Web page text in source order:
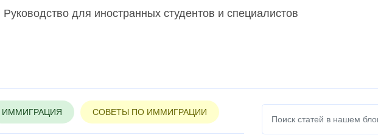
Руководство для иностранных студентов и специалистов
ИММИГРАЦИЯ СОВЕТЫ ПО ИММИГРАЦИИ